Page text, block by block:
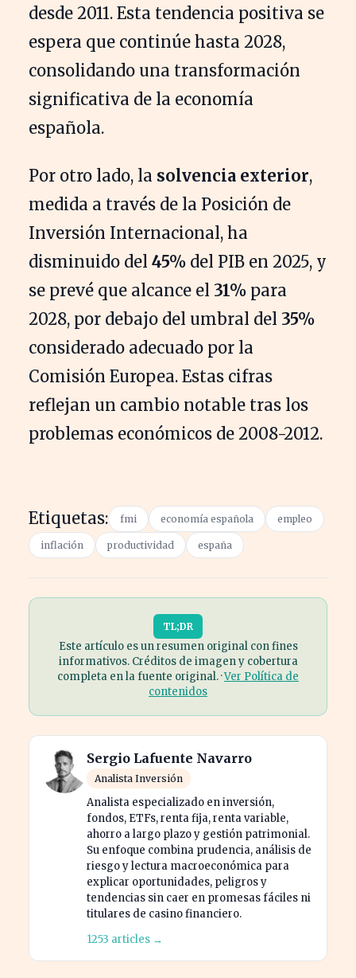
desde 2011. Esta tendencia positiva se
espera que continúe hasta 2028,
consolidando una transformación
significativa de la economía
española.
Por otro lado, la solvencia exterior,
medida a través de la Posición de
Inversión Internacional, ha
disminuido del 45% del PIB en 2025, y
se prevé que alcance el 31% para
2028, por debajo del umbral del 35%
considerado adecuado por la
Comisión Europea. Estas cifras
reflejan un cambio notable tras los
problemas económicos de 2008-2012.
Etiquetas: fmi economía española empleo
inflación productividad españa
TL;DR
Este artículo es un resumen original con fines
informativos. Créditos de imagen y cobertura
completa en la fuente original. ·Ver Política de
contenidos
Sergio Lafuente Navarro
Analista Inversión
Analista especializado en inversión,
fondos, ETFs, renta fija, renta variable,
ahorro a largo plazo y gestión patrimonial.
Su enfoque combina prudencia, análisis de
riesgo y lectura macroeconómica para
explicar oportunidades, peligros y
tendencias sin caer en promesas fáciles ni
titulares de casino financiero.
1253 articles →